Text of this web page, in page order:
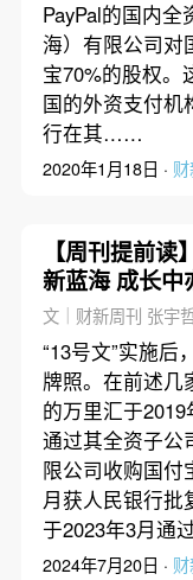
PayPal的国内全
海）有限公司对
宝70%的股权。
国的外资支付机
行在其……
2020年1月18日 ·
【周刊提前
新蓝海 成长中
恼？
文｜财新周刊 张宇
“13号文”实施后
牌照。在前述几
的万里汇于
通过其全资子公
限公司收购国付
月获人民银行批
于2023年3月
2024年7月20日 ·